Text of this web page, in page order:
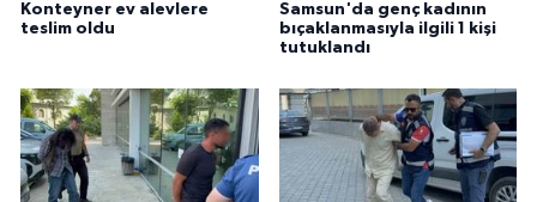
Konteyner ev alevlere
teslim oldu
Samsun'da genç kadının
bıçaklanmasıyla ilgili 1 kişi
tutuklandı